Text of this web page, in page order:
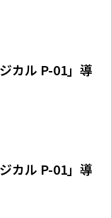
カル P-01」導
カル P-01」導